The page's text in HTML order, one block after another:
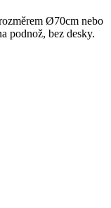
Ø70cm nebo
podnož, bez desky.